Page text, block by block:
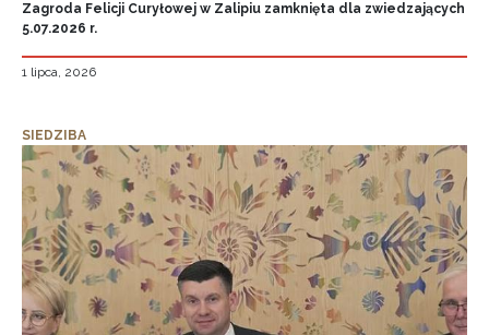
Zagroda Felicji Curyłowej w Zalipiu zamknięta dla zwiedzających
5.07.2026 r.
1 lipca, 2026
SIEDZIBA